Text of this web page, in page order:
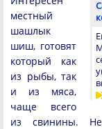
местный
шашлык
шиш, готовят
который как
из рыбы, так
и из мяса,
чаще всего
из свинины.